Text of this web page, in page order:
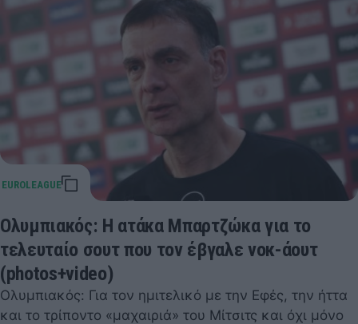
Ολυμπιακός: Η ατάκα Μπαρτζώκα για το
τελευταίο σουτ που τον έβγαλε νοκ-άουτ
(photos+video)
Ολυμπιακός: Για τον ημιτελικό με την Εφές, την ήττα
και το τρίποντο «μαχαιριά» του Μίτσιτς και όχι μόνο